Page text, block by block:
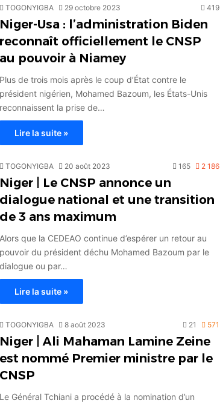
TOGONYIGBA 29 octobre 2023 419
Niger-Usa : l’administration Biden
reconnaît officiellement le CNSP
au pouvoir à Niamey
Plus de trois mois après le coup d’État contre le
président nigérien, Mohamed Bazoum, les États-Unis
reconnaissent la prise de…
Lire la suite »
TOGONYIGBA 20 août 2023 165 2 186
Niger | Le CNSP annonce un
dialogue national et une transition
de 3 ans maximum
Alors que la CEDEAO continue d’espérer un retour au
pouvoir du président déchu Mohamed Bazoum par le
dialogue ou par…
Lire la suite »
TOGONYIGBA 8 août 2023 21 571
Niger | Ali Mahaman Lamine Zeine
est nommé Premier ministre par le
CNSP
Le Général Tchiani a procédé à la nomination d’un